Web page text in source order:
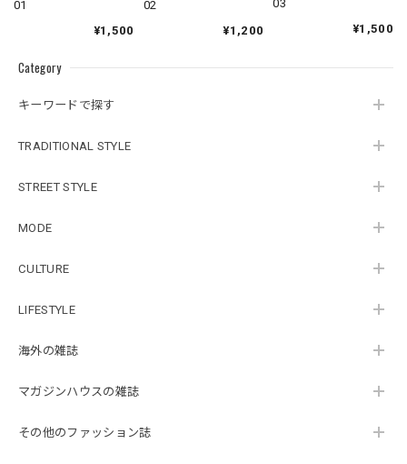
Category
キーワードで探す
TRADITIONAL STYLE
STREET STYLE
MODE
CULTURE
LIFESTYLE
海外の雑誌
マガジンハウスの雑誌
その他のファッション誌
01
¥1,500
02
¥1,200
03
¥1,500